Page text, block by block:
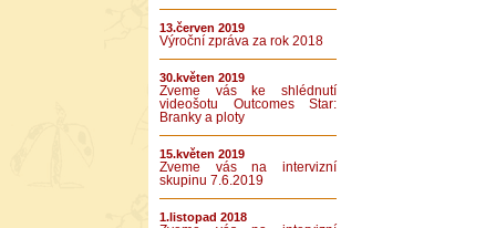
13.červen 2019
Výroční zpráva za rok 2018
30.květen 2019
Zveme vás ke shlédnutí
videošotu Outcomes Star:
Branky a ploty
15.květen 2019
Zveme vás na intervizní
skupinu 7.6.2019
1.listopad 2018